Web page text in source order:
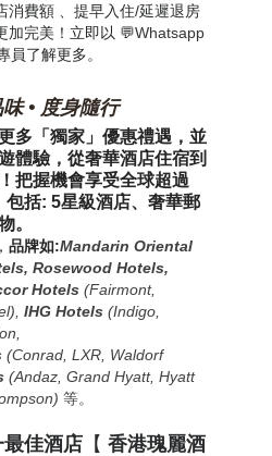
消費額
、提早入住/延遲退房
加完美！ 立即以 💬Whatsapp
員了解更多。
• 度身隨行
多「獨家」優惠禮遇，並
體驗 ，從奢華酒店住宿到
！把握機會享受全球超過
包括: 5星級酒店、奢華郵
。
品牌如:Mandarin Oriental
Rosewood Hotels,
Hotels(Fairmont,
IHG Hotels(Indigo,
(Conrad, LXR, Waldorf
(Andaz, Grand Hyatt, Hyatt
等。
佳酒店 【 香港瑰麗酒